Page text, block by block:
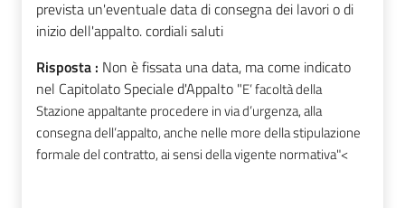
prevista un'eventuale data di consegna dei lavori o di
inizio dell'appalto. cordiali saluti
Risposta : Non è fissata una data, ma come indicato
nel Capitolato Speciale d'Appalto "E’ facoltà della
Stazione appaltante procedere in via d’urgenza, alla
consegnadell’appalto, anche nelle more della stipulazione
formale del contratto, ai sensi della vigente normativa"<